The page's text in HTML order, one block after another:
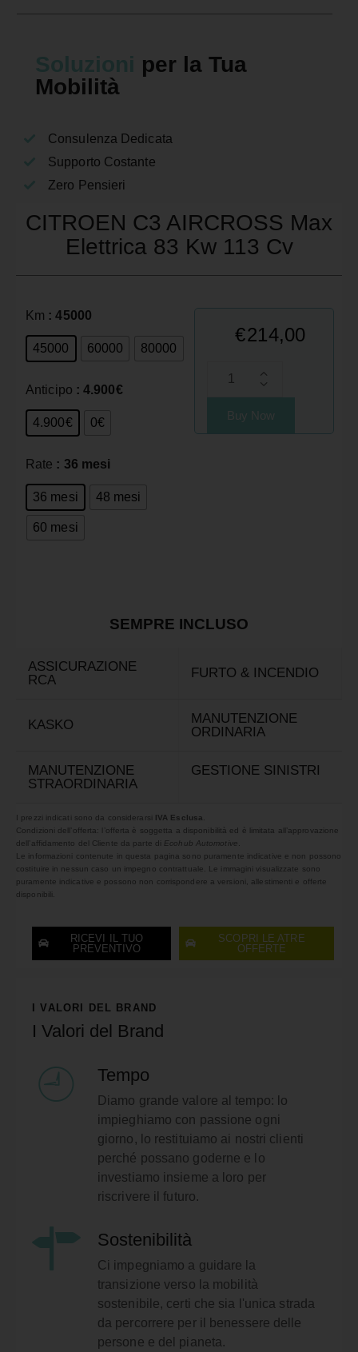
Soluzioni per la Tua
Mobilità
Consulenza Dedicata
Supporto Costante
Zero Pensieri
CITROEN C3 AIRCROSS Max
Elettrica 83 Kw 113 Cv
Km : 45000
45000 60000 80000
Anticipo : 4.900€
4.900€ 0€
Rate : 36 mesi
36 mesi 48 mesi
60 mesi
€214,00
Buy Now
SEMPRE INCLUSO
ASSICURAZIONE
RCA
FURTO & INCENDIO
KASKO
MANUTENZIONE
ORDINARIA
MANUTENZIONE
STRAORDINARIA
GESTIONE SINISTRI
I prezzi indicati sono da considerarsi IVA Esclusa
Condizioni dell’offerta: l’offerta è soggetta a disponibilità ed è limitata all’approvazione
dell’affidamento del Cliente da parte di Ecohub Automotive
Le informazioni contenute in questa pagina sono puramente indicative e non possono
costituire in nessun caso un impegno contrattuale. Le immagini visualizzate sono
puramente indicative e possono non corrispondere a versioni, allestimenti e offerte
disponibili.
RICEVI IL TUO
PREVENTIVO
SCOPRI LE ATRE
OFFERTE
I VALORI DEL BRAND
I Valori del Brand
Tempo
Diamo grande valore al tempo: lo
impieghiamo con passione ogni
giorno, lo restituiamo ai nostri clienti
perché possano goderne e lo
investiamo insieme a loro per
riscrivere il futuro.
Sostenibilità
Ci impegniamo a guidare la
transizione verso la mobilità
sostenibile, certi che sia l'unica strada
da percorrere per il benessere delle
persone e del pianeta.